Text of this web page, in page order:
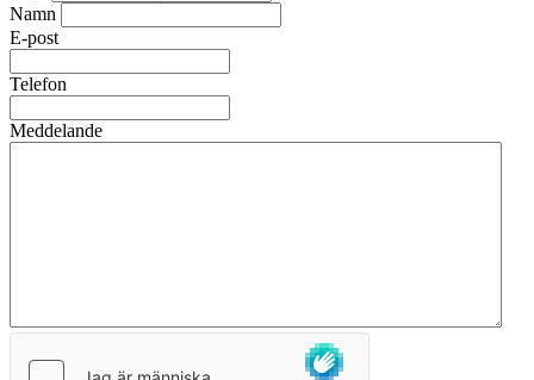
Namn
E-post
Telefon
Meddelande